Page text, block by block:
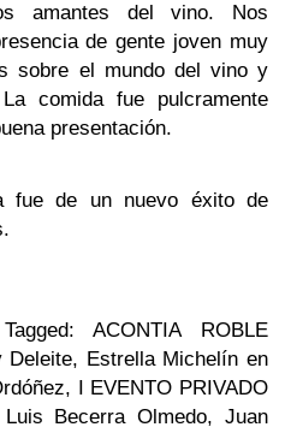
amantes del vino. Nos
de gente joven muy
sobre el mundo del vino y
comida fue pulcramente
presentación.
fue de un nuevo éxito de
ACONTIA ROBLE
Deleite, Estrella Michelín en
I EVENTO PRIVADO
Becerra Olmedo, Juan